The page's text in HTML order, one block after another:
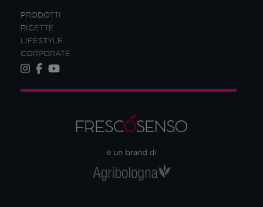
PRODOTTI
RICETTE
LIFESTYLE
CORPORATE